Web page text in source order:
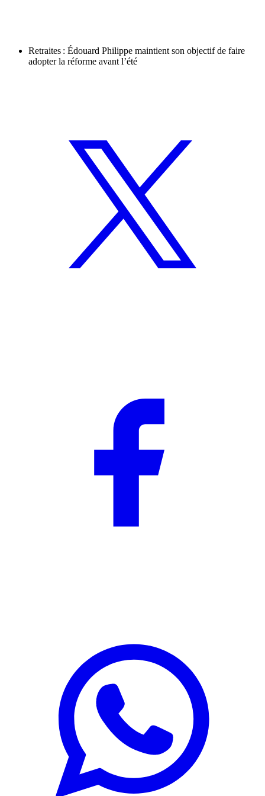
Retraites : Édouard Philippe maintient son objectif de faire
adopter la réforme avant l’été